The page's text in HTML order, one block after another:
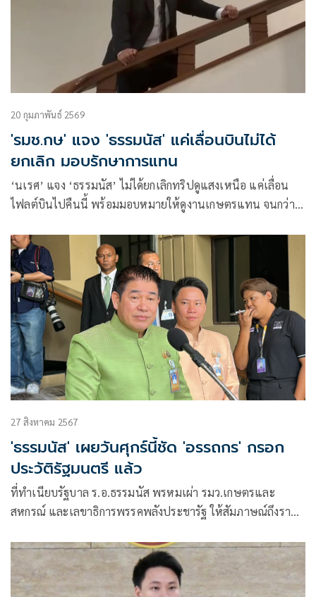
20 กุมภาพันธ์ 2569
'รมช.กษ' แจง 'ธรรมนัส' แค่เลื่อนบินไม่ได้
ยกเลิก มอบรักษาการแทน
‘นเรศ’ แจง ‘ธรรมนัส’ ไม่ได้ยกเลิกทริปดูแสงเหนือ แค่เลื่อน
ไฟลต์บินไปคืนนี้ พร้อมมอบหมายให้ดูงานเกษตรแทน จนกว่า
27 สิงหาคม 2567
'ธรรมนัส' เผยวันศุกร์นี้ชัด 'อรรถกร' กรอก
ประวัติรัฐมนตรี แล้ว
ที่ทำเนียบรัฐบาล ร.อ.ธรรมนัส พรหมเผ่า รมว.เกษตรและ
สหกรณ์ และเลขาธิการพรรคพลังประชารัฐ ให้สัมภาษณ์ถึงราย